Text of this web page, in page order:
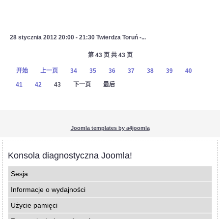
28 stycznia 2012 20:00 - 21:30 Twierdza Toruń -...
第 43 页 共 43 页
开始 上一页 34 35 36 37 38 39
40
41
42 43 下一页 最后
Joomla templates by a4joomla
Konsola diagnostyczna Joomla!
Sesja
Informacje o wydajności
Użycie pamięci